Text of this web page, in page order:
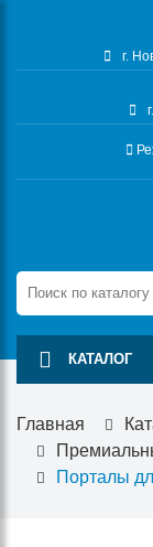
г.
КАТАЛОГ
Главная
Порталы